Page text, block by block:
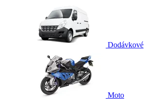
Dodávkové
Moto